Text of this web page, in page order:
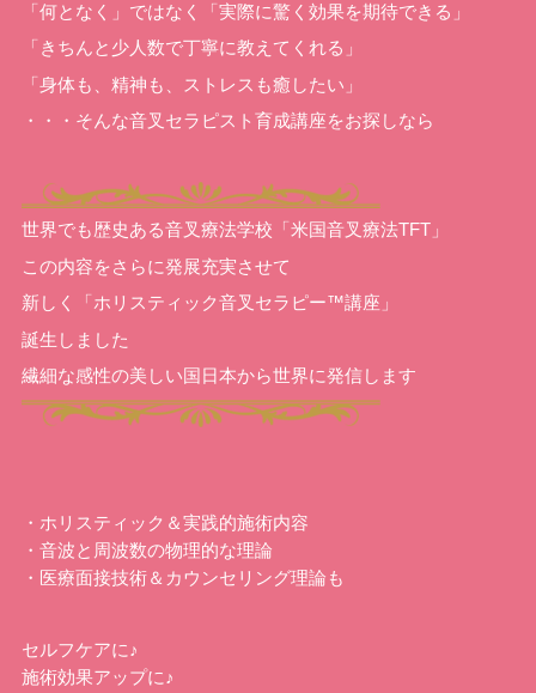
「何となく」ではなく「実際に驚く効果を期待できる」
「きちんと少人数で丁寧に教えてくれる」
「身体も、精神も、ストレスも癒したい」
・・・そんな音叉セラピスト育成講座をお探しなら
世界でも歴史ある音叉療法学校「米国音叉療法TFT」
この内容をさらに発展充実させて
新しく「ホリスティック音叉セラピー™講座」
誕生しました
繊細な感性の美しい国日本から世界に発信します
・ホリスティック＆実践的施術内容
・音波と周波数の物理的な理論
・医療面接技術＆カウンセリング理論も
セルフケアに♪
施術効果アップに♪